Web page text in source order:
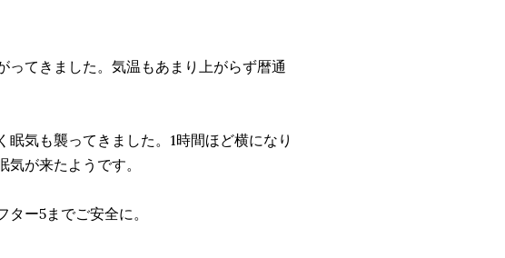
てきました。気温もあまり上がらず暦通
気も襲ってきました。1時間ほど横になり
が来たようです。
ー5までご安全に。